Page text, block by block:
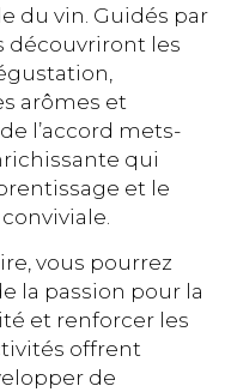
du vin. Guidés par
découvriront les
arômes et
l’accord mets-
qui
et le
vous pourrez
la passion pour la
et renforcer les
offrent
de